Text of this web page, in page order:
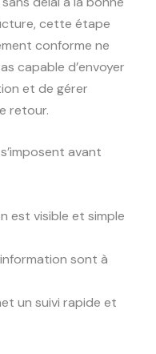
cette étape
conforme ne
capable d’envoyer
et de gérer
retour.
avant
est visible et simple
sont à
un suivi rapide et